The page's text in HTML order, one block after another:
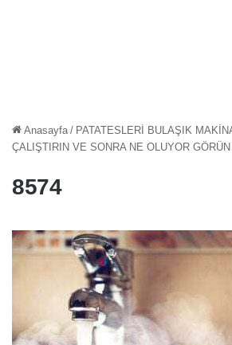
Anasayfa / PATATESLERİ BULAŞIK
ÇALIŞTIRIN VE SONRA NE OLUYOR GÖRÜN
8574